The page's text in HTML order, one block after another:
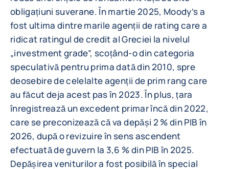
obligațiuni suverane. În martie 2025, Moody’s a
fost ultima dintre marile agenții de rating care a
ridicat ratingul de credit al Greciei la nivelul
„investment grade”, scoțând-o din categoria
speculativă pentru prima dată din 2010, spre
deosebire de celelalte agenții de prim rang care
au făcut deja acest pas în 2023. În plus, țara
înregistrează un excedent primar încă din 2022,
care se preconizează că va depăși 2 % din PIB în
2026, după o revizuire în sens ascendent
efectuată de guvern la 3,6 % din PIB în 2025.
Depășirea veniturilor a fost posibilă în special